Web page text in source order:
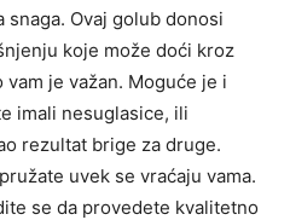
Ovaj golub donosi
koje može doći kroz
je važan. Moguće je i
imali nesuglasice, ili
rezultat brige za druge.
uvek se vraćaju vama.
se da provedete kvalitetno